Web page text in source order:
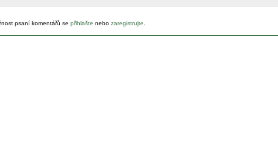
psaní komentářů se přihlašte nebo zaregistrujte